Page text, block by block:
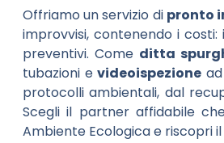
Offriamo un servizio di pronto
improvvisi, contenendo i costi:
preventivi. Come ditta
tubazioni evideoispezione
protocolli ambientali, dal
Scegli il partner affidabile
Ambiente Ecologica e riscopri